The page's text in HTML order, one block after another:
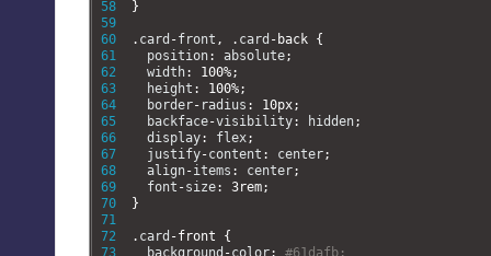
58
59
60
61
62
63
64
65
66
67
68
69
70
71
72
}
. card -front , . card - back {
position: absolute;
width: 100%;
height : 100%;
border- radius : 10px;
backface-visibility: hidden;
display: flex;
justify-content : center;
align-items : center;
font -size: 3rem;
}
. card -front
{